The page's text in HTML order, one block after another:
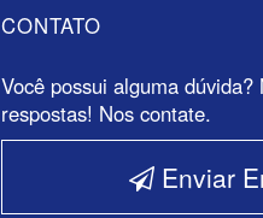
CONTATO
Você possui alguma dúvida?
respostas! Nos contate.
Enviar